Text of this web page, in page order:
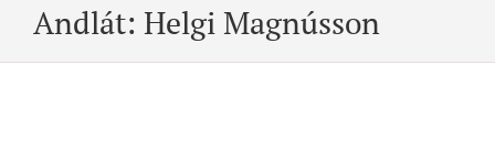
Andlát: Helgi Magnússon